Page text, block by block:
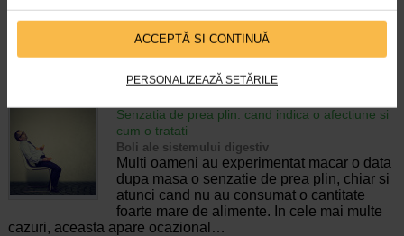
ACCEPTĂ SI CONTINUĂ
PERSONALIZEAZĂ SETĂRILE
pierderea accidentala de urina, de obicei in
timpul somnului. Este o afectiune frecventa
atat in randul copiilor, cat si al adultilor.
Enurezisul este considerat…
4 minute, 32 secunde
Senzatia de prea plin: cand indica o afectiune si
cum o tratati
Boli ale sistemului digestiv
Multi oameni au experimentat macar o data
dupa masa o senzatie de prea plin, chiar si
atunci cand nu au consumat o cantitate
foarte mare de alimente. In cele mai multe
cazuri, aceasta apare ocazional…